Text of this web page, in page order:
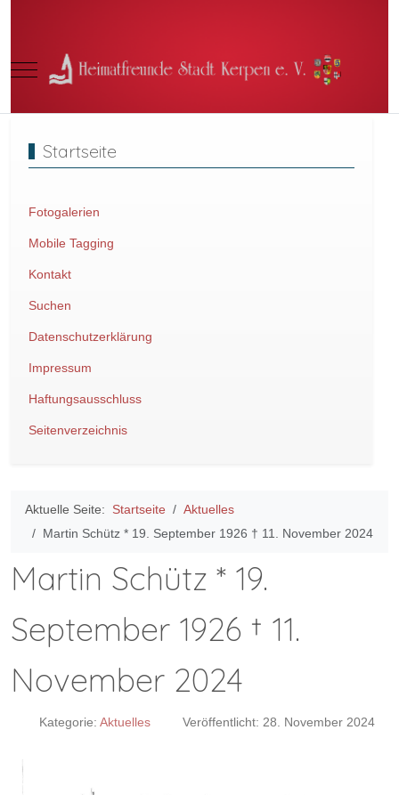
Mobile Menu Toggle
Startseite
Fotogalerien
Mobile Tagging
Kontakt
Suchen
Datenschutzerklärung
Impressum
Haftungsausschluss
Seitenverzeichnis
Aktuelle Seite: Startseite
Aktuelles
Martin Schütz * 19. September 1926 † 11. November 2024
Martin Schütz * 19.
September 1926 † 11.
November 2024
Kategorie: Aktuelles Veröffentlicht: 28. November 2024